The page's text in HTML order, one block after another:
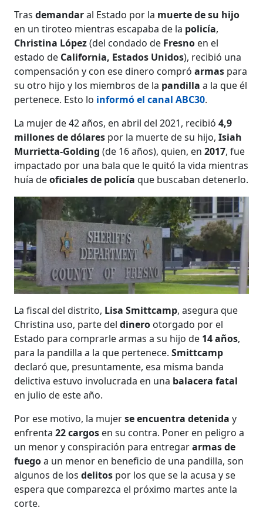
Tras demandaral Estado por la muerte de su hijo
en un tiroteo mientras escapaba de la policía,
Christina López(del condado de Fresno en el
estado de California, Estados Unidos), recibió una
compensación y con ese dinero compróarmas para
su otro hijo y los miembros de la pandillaa la que él
pertenece. Esto lo informó el canal ABC30.
La mujer de 42 años, en abril del 2021, recibió 4,9
millones de dólares por la muerte de su hijo,Isiah
Murrietta-Golding (de 16 años), quien, en2017, fue
impactado por una bala que le quitó la vida mientras
huía deoficiales de policíaque buscaban detenerlo.
La fiscal del distrito, Lisa Smittcamp, asegura que
Christina uso, parte deldinero otorgado por el
Estado para comprarle armas a su hijo de 14 años,
para la pandilla a la que pertenece.Smittcamp
declaró que, presuntamente, esa misma banda
delictiva estuvo involucrada en una balacera fatal
en julio de este año.
Por ese motivo, la mujerse encuentra detenida y
enfrenta22 cargos en su contra. Poner en peligro a
un menor y conspiración para entregararmas de
fuegoa un menor en beneficio de una pandilla, son
algunos de los delitos por los que se la acusa y se
espera que comparezca el próximo martes ante la
corte.